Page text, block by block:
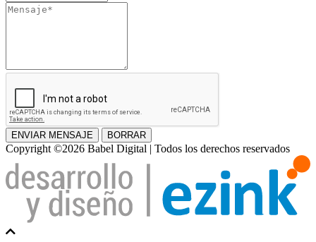
Mensaje
ENVIAR MENSAJE BORRAR
Copyright ©2026 Babel Digital | Todos los derechos reservados